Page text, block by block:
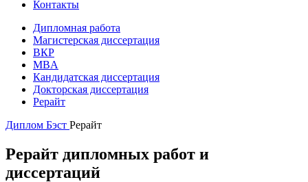
Контакты
Дипломная работа
Магистерская диссертация
ВКР
MBA
Кандидатская диссертация
Докторская диссертация
Рерайт
Диплом Бэст Рерайт
Рерайт дипломных работ и
диссертаций